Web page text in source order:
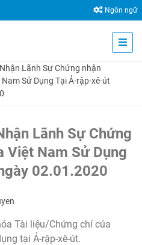
Ngôn ngữ
Lãnh Sự Chứng nhận
Sử Dụng Tại Ả-rập-xê-út
Lãnh Sự Chứng
Việt Nam Sử Dụng
02.01.2020
Tài liệu/Chứng chỉ của
tại Ả-rập-xê-út.